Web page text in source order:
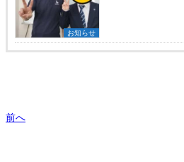
お知らせ
前へ